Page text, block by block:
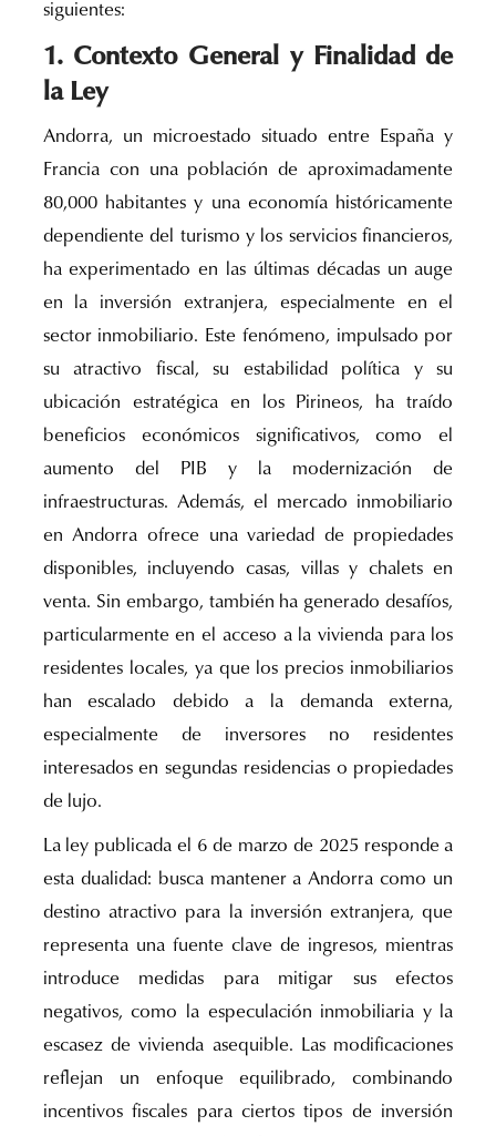
siguientes:
1. Contexto General y Finalidad de
la Ley
Andorra, un microestado situado entre España y
Francia con una población de aproximadamente
80,000 habitantes y una economía históricamente
dependiente del turismo y los servicios financieros,
ha experimentado en las últimas décadas un auge
en la inversión extranjera, especialmente en el
sector inmobiliario. Este fenómeno, impulsado por
su atractivo fiscal, su estabilidad política y su
ubicación estratégica en los Pirineos, ha traído
beneficios económicos significativos, como el
aumento del PIB y la modernización de
infraestructuras. Además, el mercado inmobiliario
en Andorra ofrece una variedad de propiedades
disponibles, incluyendo casas, villas y chalets en
venta. Sin embargo, también ha generado desafíos,
particularmente en el acceso a la vivienda para los
residentes locales, ya que los precios inmobiliarios
han escalado debido a la demanda externa,
especialmente de inversores no residentes
interesados en segundas residencias o propiedades
de lujo.
La ley publicada el 6 de marzo de 2025 responde a
esta dualidad: busca mantener a Andorra como un
destino atractivo para la inversión extranjera, que
representa una fuente clave de ingresos, mientras
introduce medidas para mitigar sus efectos
negativos, como la especulación inmobiliaria y la
escasez de vivienda asequible. Las modificaciones
reflejan un enfoque equilibrado, combinando
incentivos fiscales para ciertos tipos de inversión